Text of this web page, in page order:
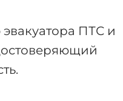
ПТС и